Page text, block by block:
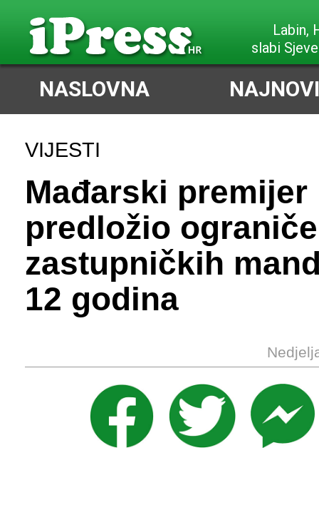
Labin,
slabi
NASLOVNA
VIJESTI
Mađarski premijer
predložio
zastupničkih
12 godina